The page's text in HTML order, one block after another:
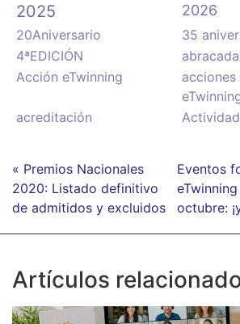
2025 2026
20Aniversario
35
4ªEDICIÓN
Acción eTwinning
acreditación
« Premios Nacionales
2020: Listado definitivo
de admitidos y excluidos
Eventos
octubre:
Artículos